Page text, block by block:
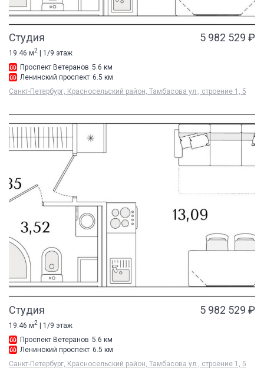
Студия 5 982 529 ₽
19.46 м2 | 1/9 этаж
Проспект Ветеранов 5.6 км
Ленинский проспект 6.5 км
Санкт-Петербург, Красносельский район, Тамбасова ул., строение 1, 5
Студия 5 982 529 ₽
19.46 м2
| 1/9 этаж
Проспект Ветеранов 5.6 км
Ленинский проспект 6.5 км
Санкт-Петербург, Красносельский район, Тамбасова ул., строение 1, 5